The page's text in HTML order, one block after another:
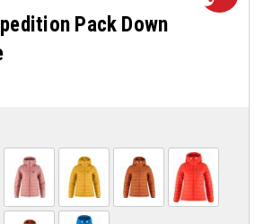
Pack Down